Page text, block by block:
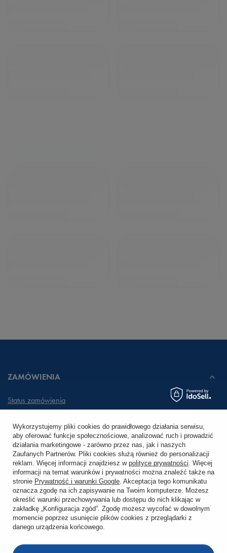
ZAMÓWIENIA
Status zamówienia
Chcę zareklamować produkt
Chcę zwrócić produkt
Chcę wymienić towar
KONTO
Wykorzystujemy pliki cookies do prawidłowego działania serwisu,
aby oferować funkcje społecznościowe, analizować ruch i prowadzić
działania marketingowe - zarówno przez nas, jak i naszych
Zaufanych Partnerów. Pliki cookies służą również do personalizacji
reklam. Więcej informacji znajdziesz w polityce prywatności. Więcej
informacji na temat warunków i prywatności można znaleźć także na
stronie Prywatność i warunki Google. Akceptacja tego komunikatu
oznacza zgodę na ich zapisywanie na Twoim komputerze. Możesz
określić warunki przechowywania lub dostępu do nich klikając w
zakładkę „Konfiguracja zgód”. Zgodę możesz wycofać w dowolnym
momencie poprzez usunięcie plików cookies z przeglądarki z
danego urządzenia końcowego.